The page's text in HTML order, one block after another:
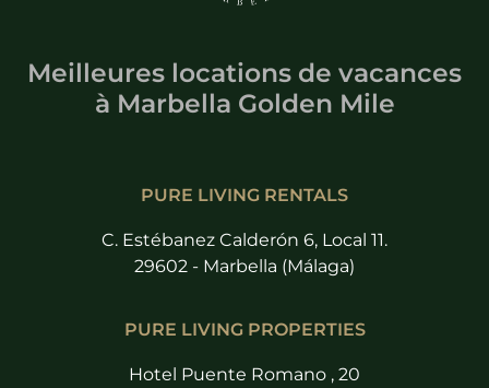
Meilleures locations de vacances
à Marbella Golden Mile
PURE LIVING RENTALS
C. Estébanez Calderón 6, Local 11.
29602 - Marbella (Málaga)
PURE LIVING PROPERTIES
Hotel Puente Romano , 20